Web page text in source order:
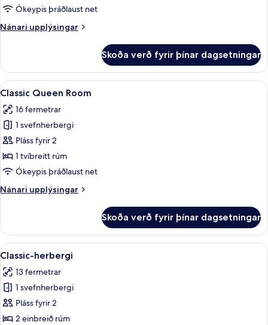
Ókeypis þráðlaust net
Nánari upplýsingar
Nánari
herbergi
Skoða verð fyrir þínar dagsetningar
Skoða
allar
myndir
fyrir
Classic
Queen
Room
Classic Queen Room | Öryggishólf
5
Classic Queen Room
16 fermetrar
1 svefnherbergi
Pláss fyrir 2
1 tvíbreitt rúm
Ókeypis þráðlaust net
Nánari upplýsingar
Nánari
Queen
Room
Skoða verð fyrir þínar dagsetningar
Skoða
allar
myndir
fyrir
Classic-
herbergi
Classic-herbergi | Öryggishólf í
5
Classic-herbergi
13 fermetrar
1 svefnherbergi
Pláss fyrir 2
2 einbreið rúm